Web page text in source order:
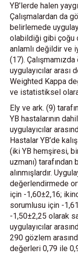
YB’lerde halen
Çalışmalardan da
belirlemede
olabildiği gibi çoğu
anlamlı değildir ve
(17).
uygulayıcılar
Weighted Kappa
ve istatistiksel
Ely ve ark. (9)
YB hastalarının
uygulayıcılar
Hastalar YB’de
(iki YB hemşiresi,
uzmanı)
alınmışlardır.
değerlendirmede
için -1,60±2,16;
sorumlusu için -
-1,50±2,25 olarak
uygulayıcılar
290 gözlem
değerleri 0,79 ile